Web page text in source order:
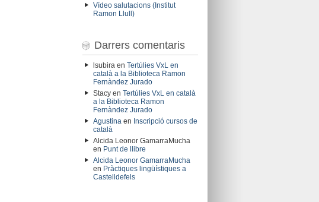
Vídeo salutacions (Institut
Ramon Llull)
Darrers comentaris
lsubiraen Tertúlies VxL en
català a la Biblioteca Ramon
Fernàndez Jurado
Stacyen Tertúlies VxL en català
a la Biblioteca Ramon
Fernàndez Jurado
Agustinaen Inscripció cursos de
català
Alcida Leonor GamarraMucha
en Punt de llibre
Alcida Leonor GamarraMucha
en Pràctiques lingüístiques a
Castelldefels